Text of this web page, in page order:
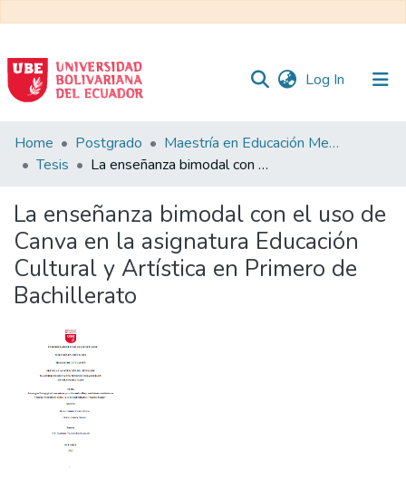
Log In (current)
Communities
&
All of DSpace
Statistics
Home Postgrado
Maestría en Educación Mención en Pedagogía en Entornos Digitales
Tesis
La enseñanza bimodal con el uso de Canva en la asignatura Educación Cultural y Artística en Primero de Bachillerato
La enseñanza bimodal con el uso de
Canva en la asignatura Educación
Cultural y Artística en Primero de
Bachillerato